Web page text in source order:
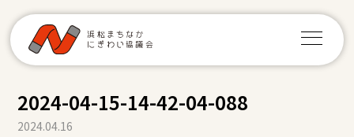
2024-04-15-14-42-04-088
2024.04.16